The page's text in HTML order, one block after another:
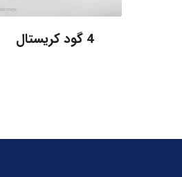
4 گود کریستال